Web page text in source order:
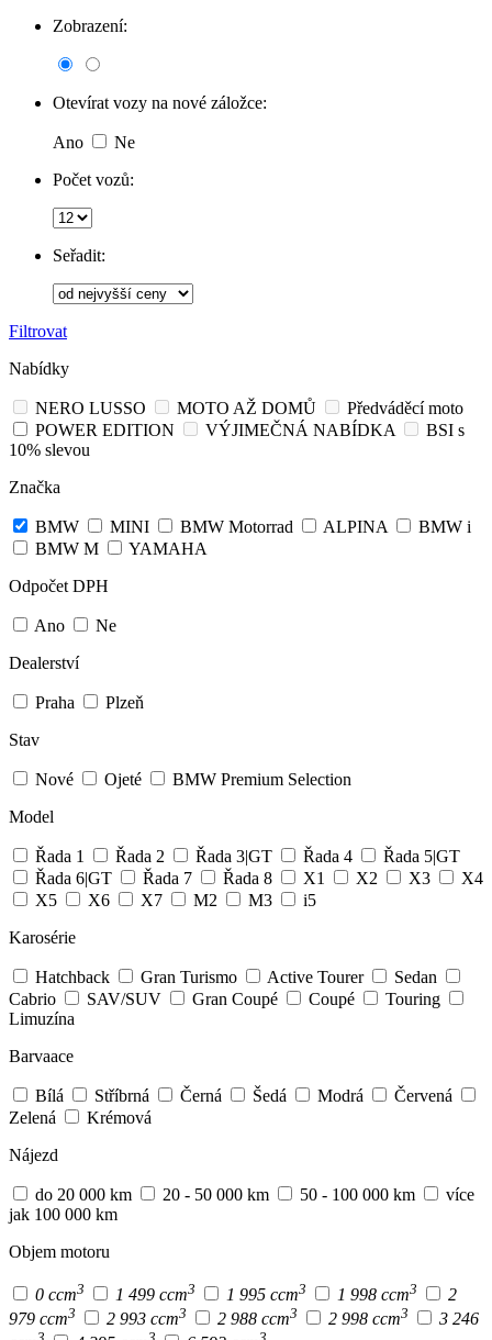
Zobrazení:
Otevírat vozy na nové záložce:
Ano
Ne
Počet vozů:
Seřadit:
Filtrovat
Nabídky
NERO LUSSO MOTO AŽ DOMŮ
Předváděcí moto
POWER EDITION
VÝJIMEČNÁ NABÍDKA
BSI s
10% slevou
Značka
BMW MINI BMW Motorrad ALPINA
BMW i
BMW M
YAMAHA
Odpočet DPH
Ano
Ne
Dealerství
Praha
Plzeň
Stav
Nové Ojeté
BMW Premium Selection
Model
Řada 1 Řada 2 Řada 3|GT Řada 4
Řada 5|GT
Řada 6|GT
Řada 7 Řada 8 X1 X2 X3
X4
X5
X6 X7 M2 M3
i5
Karosérie
Hatchback Gran Turismo Active Tourer
Sedan
Cabrio
SAV/SUV Gran Coupé Coupé
Touring
Limuzína
Barvaace
Bílá Stříbrná Černá Šedá Modrá
Červená
Zelená
Krémová
Nájezd
do 20 000 km 20 - 50 000 km 50 - 100 000 km
více
jak 100 000 km
Objem motoru
0 ccm3 1 499 ccm3 1 995 ccm3 1 998 ccm3
2
979 ccm3 2 993 ccm3 2 988 ccm3 2 998 ccm3
3 246